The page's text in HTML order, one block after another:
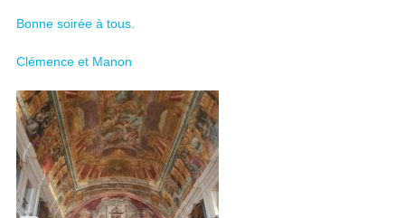
Bonne soirée à tous.
Clémence et Manon